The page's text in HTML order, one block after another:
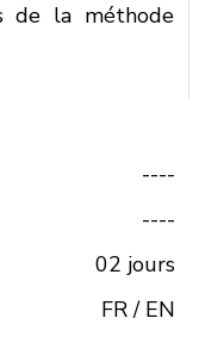
de la méthode
----
----
02 jours
FR / EN